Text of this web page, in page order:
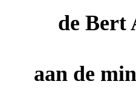
de Bert
aan de